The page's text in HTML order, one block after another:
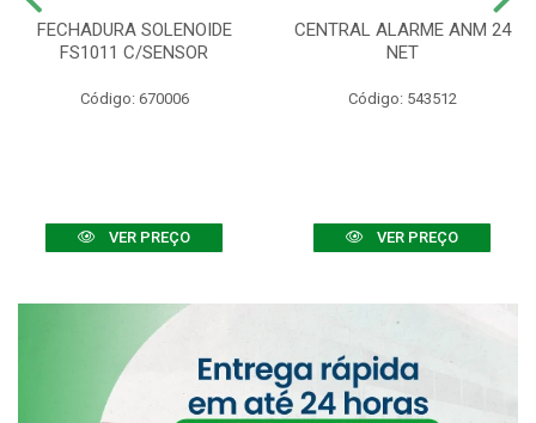
FECHADURA SOLENOIDE
FS1011 C/SENSOR
Código: 670006
VER PREÇO
CENTRAL ALARME ANM 24
NET
Código: 543512
VER PREÇO